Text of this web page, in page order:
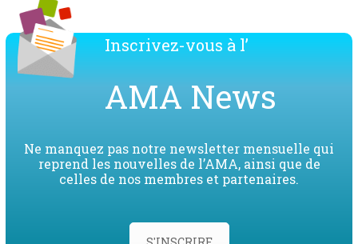
Inscrivez-vous à l’
AMA News
Ne manquez pas notre newsletter mensuelle qui
reprend les nouvelles de l’AMA, ainsi que de
celles de nos membres et partenaires.